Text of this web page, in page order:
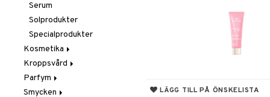
LÄGG TILL PÅ ÖNSKELISTA
Lockar
Värmeskydd
Vax & Gelé
Volymprodukter
Serum
Solprodukter
Specialprodukter
Kosmetika
Gift Set
Hud
Bronzer & Highlighter
Läppar
Kroppsvård
Badprodukter
Bodylotion
Parfym
Body spray
Smycken